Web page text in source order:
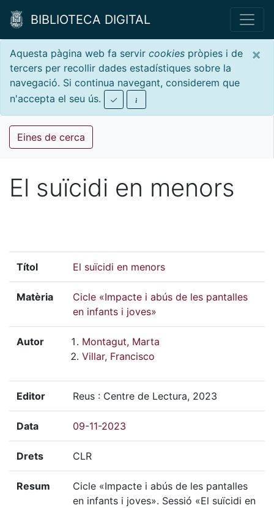
BIBLIOTECA DIGITAL
×
Aquesta pàgina web fa servir cookies pròpies i de
tercers per recollir dades estadístiques sobre la
navegació. Si continua navegant, considerem que
n'accepta el seu ús.
Eines de cerca
El suïcidi en menors
Títol El suïcidi en menors
Matèria
Cicle «Impacte i abús de les pantalles
en infants i joves»
Autor
Montagut, Marta
Villar, Francisco
Editor Reus : Centre de Lectura, 2023
Data 09-11-2023
Drets CLR
Resum
Cicle «Impacte i abús de les pantalles
en infants i joves». Sessió «El suïcidi en